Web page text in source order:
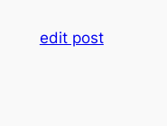
edit post